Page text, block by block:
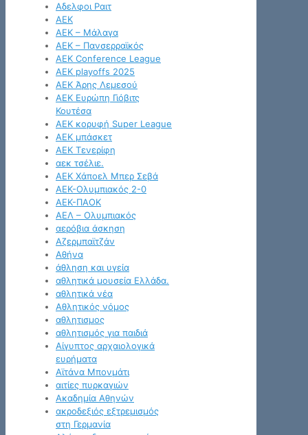
Αδελφοι Ραιτ
ΑΕΚ
ΑΕΚ – Μάλαγα
ΑΕΚ – Πανσερραϊκός
ΑΕΚ Conference League
ΑΕΚ playoffs 2025
ΑΕΚ Άρης Λεμεσού
ΑΕΚ Ευρώπη Γιόβιτς
Κουτέσα
ΑΕΚ κορυφή Super League
ΑΕΚ μπάσκετ
ΑΕΚ Τενερίφη
αεκ τσέλιε.
ΑΕΚ Χάποελ Μπερ Σεβά
ΑΕΚ-Ολυμπιακός 2-0
ΑΕΚ-ΠΑΟΚ
ΑΕΛ – Ολυμπιακός
αερόβια άσκηση
Αζερμπαϊτζάν
Αθήνα
άθληση και υγεία
αθλητικά μουσεία Ελλάδα.
αθλητικά νέα
Αθλητικός νόμος
αθλητισμος
αθλητισμός για παιδιά
Αίγυπτος αρχαιολογικά
ευρήματα
Αϊτάνα Μπονμάτι
αιτίες πυρκαγιών
Ακαδημία Αθηνών
ακροδεξιός εξτρεμισμός
στη Γερμανία